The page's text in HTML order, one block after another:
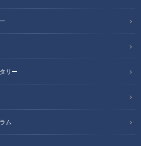
リー
ム記事に戻る